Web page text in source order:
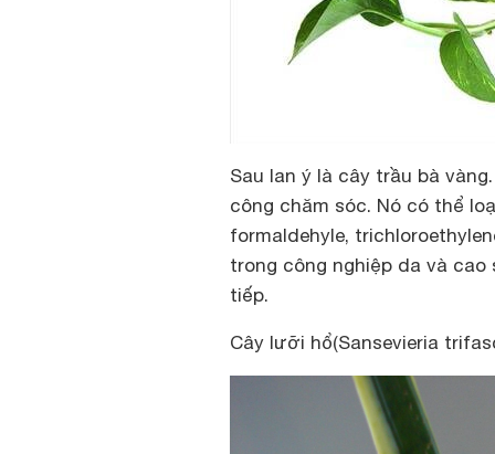
Sau lan ý là cây trầu bà
công chăm sóc. Nó có thể
formaldehyle,
trong công nghiệp da và
tiếp.
Cây lưỡi hổ(Sansevieria